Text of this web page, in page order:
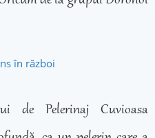
în război
de Pelerinaj Cuvioasa